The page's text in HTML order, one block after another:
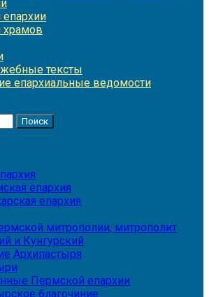
епархии
храмов
тексты
епархиальные ведомости
епархия
епархия
митрополии, митрополит
и Кунгурский
Архипастыря
Пермской епархии
благочиние